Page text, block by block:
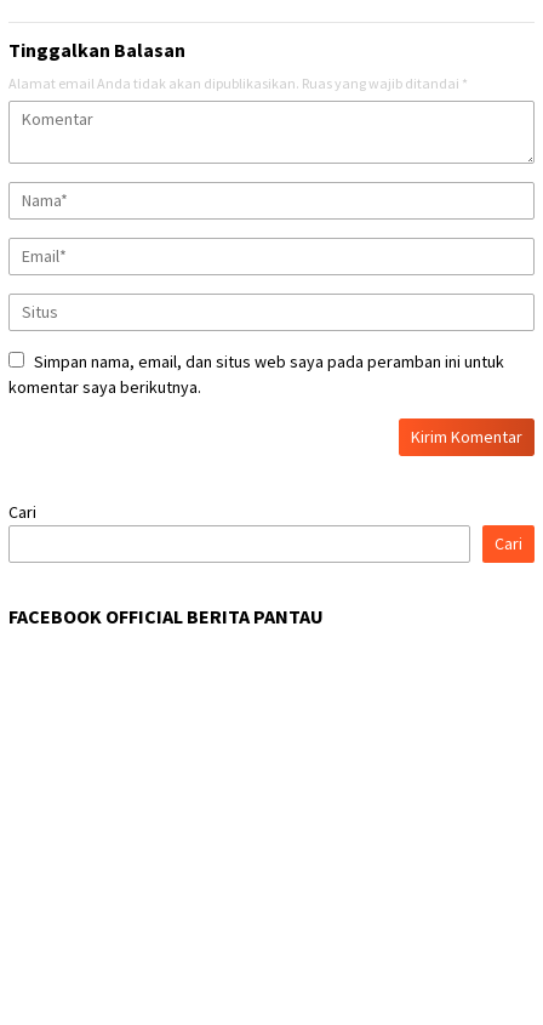
Tinggalkan Balasan
Alamat email Anda tidak akan dipublikasikan. Ruas yang wajib ditandai *
Simpan nama, email, dan situs web saya pada peramban ini untuk
komentar saya berikutnya.
Cari
Cari
FACEBOOK OFFICIAL BERITA PANTAU